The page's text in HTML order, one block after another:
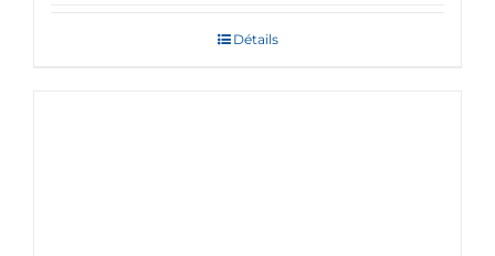
Détails